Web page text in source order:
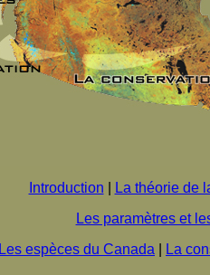
Introduction
La théorie de
Les paramètres et
Les espèces du Canada
La